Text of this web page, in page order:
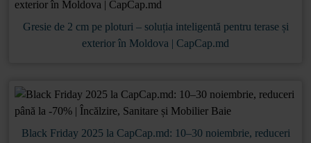
Gresie de 2 cm pe ploturi – soluția inteligentă pentru terase și
exterior în Moldova | CapCap.md
Black Friday 2025 la CapCap.md: 10–30 noiembrie, reduceri